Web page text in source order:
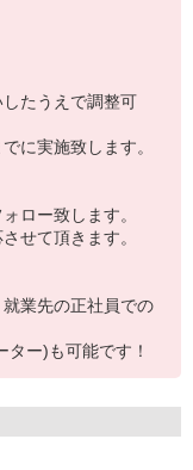
たうえで調整可
に実施致します。
ロー致します。
せて頂きます。
業先の正社員での
ー)も可能です！